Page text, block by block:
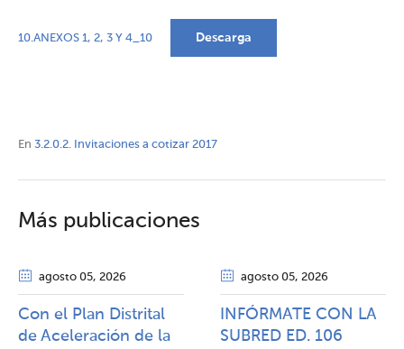
10.ANEXOS 1, 2, 3 Y 4_10 Descarga
En 3.2.0.2. Invitaciones a cotizar 2017
Más publicaciones
agosto 05, 2026
Con el Plan Distrital
de Aceleración de la
agosto 05, 2026
INFÓRMATE CON LA
SUBRED ED. 106